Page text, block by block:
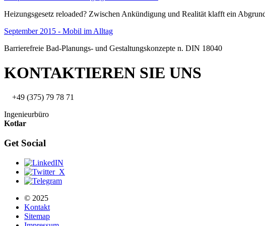
Heizungsgesetz reloaded? Zwischen Ankündigung und Realität klafft ein
September 2015 - Mobil im Alltag
Barrierefreie Bad-Planungs- und Gestaltungskonzepte n. DIN 18040
KONTAKTIEREN SIE UNS
+49 (375) 79 78 71
Ingenieurbüro
Kotlar
Get Social
© 2025
Kontakt
Sitemap